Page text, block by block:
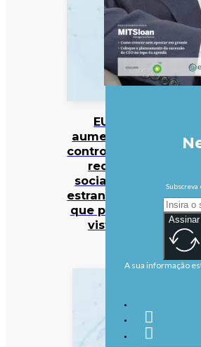
EUA
aumentam
controlo das
redes
sociais de
estrangeiros
que pedem
vistos
Subscreva
Assinar
A sua informação